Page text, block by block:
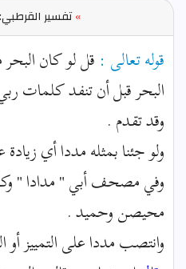
» تفسير
قوله تعالى : قل لو كان
البحر قبل أن تنفد كلمات
وقد تقدم .
ولو جئنا بمثله مددا أي
وفي مصحف أبي " مدادا "
محيصن وحميد .
وانتصب مددا على التمييز أو